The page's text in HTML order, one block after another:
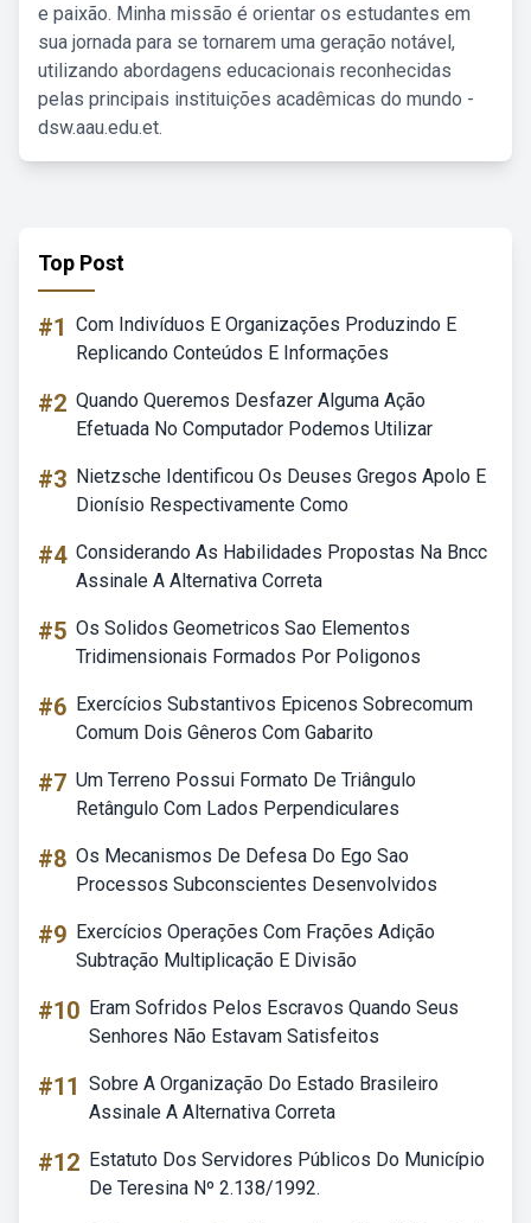
e paixão. Minha missão é orientar os estudantes em
sua jornada para se tornarem uma geração notável,
utilizando abordagens educacionais reconhecidas
pelas principais instituições acadêmicas do mundo -
dsw.aau.edu.et.
Top Post
#1 Com Indivíduos E Organizações Produzindo E
Replicando Conteúdos E Informações
#2 Quando Queremos Desfazer Alguma Ação
Efetuada No Computador Podemos Utilizar
#3 Nietzsche Identificou Os Deuses Gregos Apolo E
Dionísio Respectivamente Como
#4 Considerando As Habilidades Propostas Na Bncc
Assinale A Alternativa Correta
#5 Os Solidos Geometricos Sao Elementos
Tridimensionais Formados Por Poligonos
#6 Exercícios Substantivos Epicenos Sobrecomum
Comum Dois Gêneros Com Gabarito
#7 Um Terreno Possui Formato De Triângulo
Retângulo Com Lados Perpendiculares
#8 Os Mecanismos De Defesa Do Ego Sao
Processos Subconscientes Desenvolvidos
#9 Exercícios Operações Com Frações Adição
Subtração Multiplicação E Divisão
#10 Eram Sofridos Pelos Escravos Quando Seus
Senhores Não Estavam Satisfeitos
#11 Sobre A Organização Do Estado Brasileiro
Assinale A Alternativa Correta
#12 Estatuto Dos Servidores Públicos Do Município
De Teresina Nº 2.138/1992.